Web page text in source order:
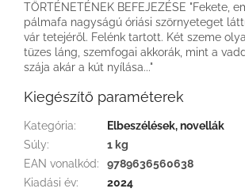
TÖRTÉNETÉNEK BEFEJEZÉSE "Fekete,
pálmafa nagyságú óriási szörnyeteget
vár tetejéről. Felénk tartott. Két szeme
tüzes láng, szemfogai akkorák, mint a
szája akár a kút nyílása..."
Kiegészítő paraméterek
Kategória:
Elbeszélések, novellák
Súly:
1 kg
EAN vonalkód:
9789636560638
Kiadási év:
2024